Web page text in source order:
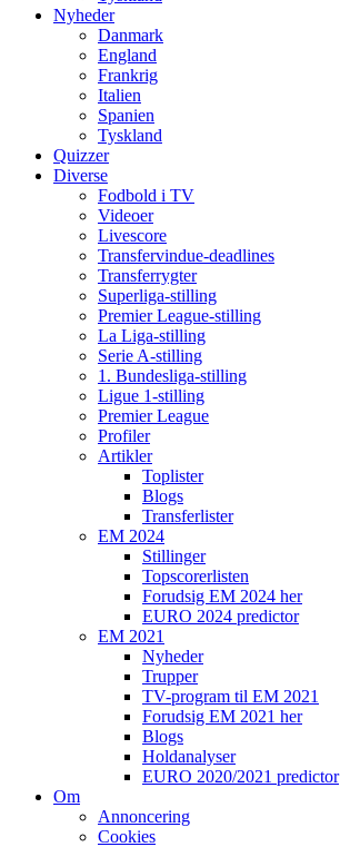
Nyheder
Danmark
England
Frankrig
Italien
Spanien
Tyskland
Quizzer
Diverse
Fodbold i TV
Videoer
Livescore
Transfervindue-deadlines
Transferrygter
Superliga-stilling
Premier League-stilling
La Liga-stilling
Serie A-stilling
1. Bundesliga-stilling
Ligue 1-stilling
Premier League
Profiler
Artikler
Toplister
Blogs
Transferlister
EM 2024
Stillinger
Topscorerlisten
Forudsig EM 2024 her
EURO 2024 predictor
EM 2021
Nyheder
Trupper
TV-program til EM 2021
Forudsig EM 2021 her
Blogs
Holdanalyser
EURO 2020/2021 predictor
Om
Annoncering
Cookies